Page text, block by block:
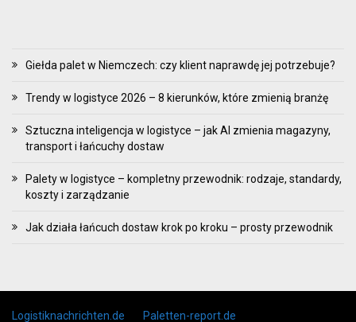
Giełda palet w Niemczech: czy klient naprawdę jej potrzebuje?
Trendy w logistyce 2026 – 8 kierunków, które zmienią branżę
Sztuczna inteligencja w logistyce – jak AI zmienia magazyny,
transport i łańcuchy dostaw
Palety w logistyce – kompletny przewodnik: rodzaje, standardy,
koszty i zarządzanie
Jak działa łańcuch dostaw krok po kroku – prosty przewodnik
Skip to content
Logistiknachrichten.de Paletten-report.de